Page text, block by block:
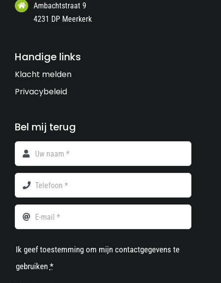
Ambachtstraat 9
4231 DP Meerkerk
Handige links
Klacht melden
Privacybeleid
Bel mij terug
Ik geef toestemming om mijn contactgegevens te
gebruiken *